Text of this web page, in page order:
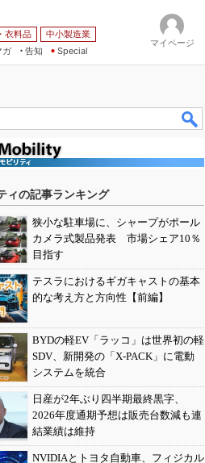
衣料品
中小製造業
ガ
告知 Special
マイページ
ィの記事ランキング
狭小な駐車場に、シャープがポール
カメラ式製品発表 市場シェア10％
目指す
テスラにおけるギガキャストの基本
的な考え方と方向性【前編】
BYDの軽EV「ラッコ」は世界初の軽
SDV、新開発の「X-PACK」に電動
システムを統合
日産が2年ぶり四半期最終黒字、
2026年度通期予想は販売台数減も連
結業績は維持
NVIDIAとトヨタ自動車、フィジカル